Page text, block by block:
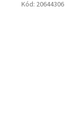
Kód: 20644306